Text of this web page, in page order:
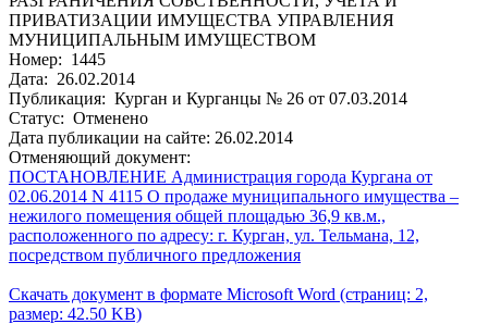
ПРИВАТИЗАЦИИ ИМУЩЕСТВА УПРАВЛЕНИЯ
МУНИЦИПАЛЬНЫМ ИМУЩЕСТВОМ
Номер: 1445
Дата: 26.02.2014
Публикация: Курган и Курганцы № 26 от 07.03.2014
Статус: Отменено
Дата публикации на сайте: 26.02.2014
Отменяющий документ:
ПОСТАНОВЛЕНИЕ Администрация города Кургана от
02.06.2014 N 4115 О продаже муниципального имущества –
нежилого помещения общей площадью 36,9 кв.м.,
расположенного по адресу: г. Курган, ул. Тельмана, 12,
посредством публичного предложения
Скачать документ в формате Microsoft Word (страниц: 2,
размер: 42.50 KB)